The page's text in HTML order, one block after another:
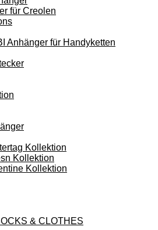
für Creolen
Anhänger für Handyketten
Kollektion
Kollektion
Kollektion
& CLOTHES